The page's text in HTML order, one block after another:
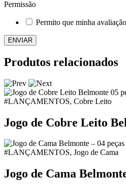
Permissão
Permito que minha
Produtos relacionados
#LANÇAMENTOS, Cobre Leito
Jogo de Cobre Leito
#LANÇAMENTOS, Jogo de Cama
Jogo de Cama